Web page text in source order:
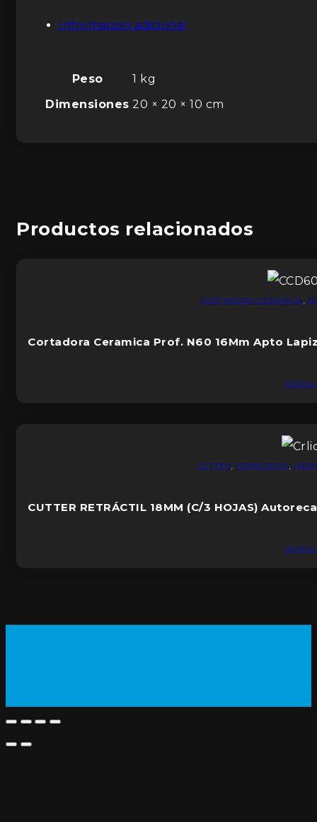
Información adicional
Peso
1 kg
Dimensiones 20 × 20 × 10 cm
Productos relacionados
CORTADORA CERAMICA,
Cortadora Ceramica Prof. N60 16Mm Apto
CUTTER, FERRETERIA,
CUTTER RETRÁCTIL 18MM (C/3 HOJAS)